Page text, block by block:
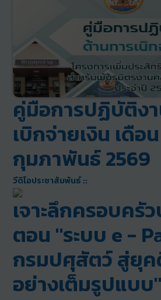
คู่มือการปฏิบัติง
เบิกจ่ายเงิน เดือน
กุมภาพันธ์ 2569
วีดิโอประชาสัมพันธ์ ::
เจาะลึกครอบครั
ตอน "ระบบ e -
กรมปศุสัตว์ สู่ยุ
อย่างเต็มรูปแบบ"